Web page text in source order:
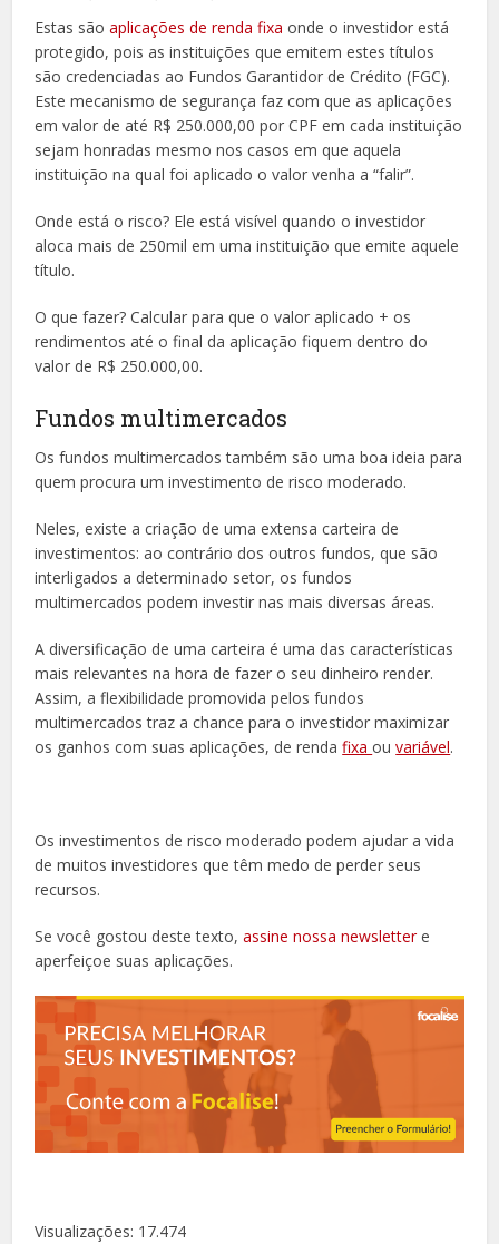
Estas sãoaplicações de renda fixa onde o investidor está
protegido, pois as instituições que emitem estes títulos
são credenciadas ao Fundos Garantidor de Crédito (FGC).
Este mecanismo de segurança faz com que as aplicações
em valor de até R$ 250.000,00 por CPF em cada instituição
sejam honradas mesmo nos casos em que aquela
instituição na qual foi aplicado o valor venha a “falir”.
Onde está o risco? Ele está visível quando o investidor
aloca mais de 250mil em uma instituição que emite aquele
título.
O que fazer? Calcular para que o valor aplicado + os
rendimentos até o final da aplicação fiquem dentro do
valor de R$ 250.000,00.
Fundos multimercados
Os fundos multimercados também são uma boa ideia para
quem procura um investimento de risco moderado.
Neles, existe a criação de uma extensa carteira de
investimentos: ao contrário dos outros fundos, que são
interligados a determinado setor, os fundos
multimercados podem investir nas mais diversas áreas.
A diversificação de uma carteira é uma das características
mais relevantes na hora de fazer o seu dinheiro render.
Assim, a flexibilidade promovida pelos fundos
multimercados traz a chance para o investidor maximizar
os ganhos com suas aplicações, de rendafixaouvariável.
Os investimentos de risco moderado podem ajudar a vida
de muitos investidores que têm medo de perder seus
recursos.
Se você gostou deste texto,assine nossa newslettere
aperfeiçoe suas aplicações.
Visualizações: 17.474